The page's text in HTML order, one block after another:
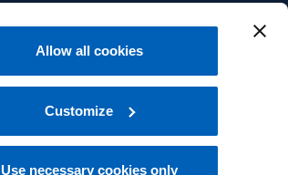
Allow all cookies
Customize
Use necessary cookies only